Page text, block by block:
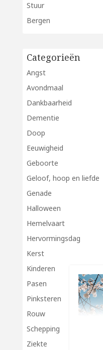
Stuur
Bergen
Categorieën
Angst
Avondmaal
Dankbaarheid
Dementie
Doop
Eeuwigheid
Geboorte
Geloof, hoop en liefde
Genade
Halloween
Hemelvaart
Hervormingsdag
Kerst
Kinderen
Pasen
Pinksteren
Rouw
Schepping
Ziekte